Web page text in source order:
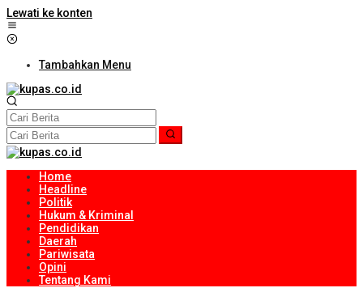
Lewati ke konten
Tambahkan Menu
Home
Headline
Politik
Hukum & Kriminal
Pendidikan
Daerah
Pariwisata
Opini
Tentang Kami